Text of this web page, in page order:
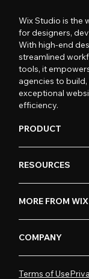
Wix Studio is the
for designers,
With high-end
streamlined
tools, it
agencies to
exceptional
efficiency.
PRODUCT
RESOURCES
MORE FROM WIX
COMPANY
Terms of Use